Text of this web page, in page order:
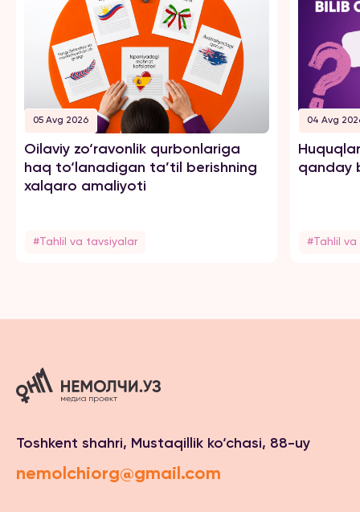
05 Avg 2026
Oilaviy zo‘ravonlik qurbonlariga
haq to‘lanadigan ta’til berishning
xalqaro amaliyoti
#Tahlil va tavsiyalar
04 Avg
qanday
#Tahlil
Toshkent shahri, Mustaqillik ko‘chasi, 88-uy
nemolchiorg@gmail.com